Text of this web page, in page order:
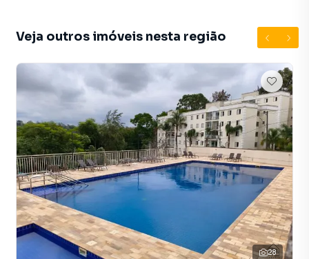
✔ Cozinha equipada com fogão e forno
✔ Sacada para maior ventilação e iluminação natural
✔ Imóvel bem conservado e pronto para receber novos
✔ Excelente opção para moradia própria ou investimento
🏘️ Condomínio / Estrutura
✔ Salão de festas
✔ Circuito interno de TV
✔ Portão eletrônico
✔ Ambiente residencial e seguro
✔ Estrutura prática para o dia a dia
Veja outros imóveis nesta região
28